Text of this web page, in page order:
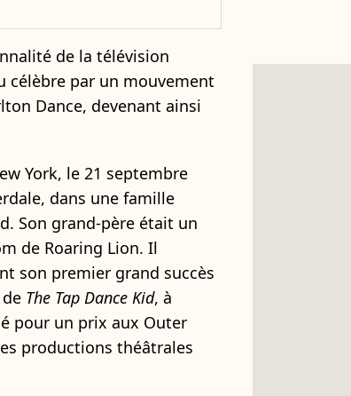
de la télévision
célèbre par un mouvement
Dance, devenant ainsi
York, le 21 septembre
dans une famille
Son grand-père était un
de Roaring Lion. Il
son premier grand succès
The Tap Dance Kid, à
pour un prix aux Outer
productions théâtrales